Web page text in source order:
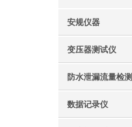
安规仪器
变压器测试仪
防水泄漏流量检测
数据记录仪